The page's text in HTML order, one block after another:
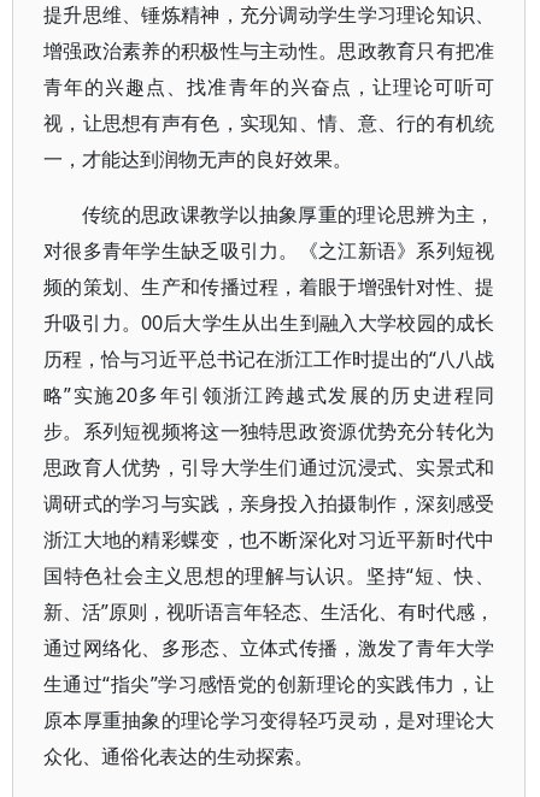
提升思维、锤炼精神，充分调动学生学习理论知识、
增强政治素养的积极性与主动性。思政教育只有把准
青年的兴趣点、找准青年的兴奋点，让理论可听可
视，让思想有声有色，实现知、情、意、行的有机统
一，才能达到润物无声的良好效果。
传统的思政课教学以抽象厚重的理论思辨为主，
对很多青年学生缺乏吸引力。《之江新语》系列短视
频的策划、生产和传播过程，着眼于增强针对性、提
升吸引力。00后大学生从出生到融入大学校园的成长
历程，恰与习近平总书记在浙江工作时提出的“八八战
略”实施20多年引领浙江跨越式发展的历史进程同
步。系列短视频将这一独特思政资源优势充分转化为
思政育人优势，引导大学生们通过沉浸式、实景式和
调研式的学习与实践，亲身投入拍摄制作，深刻感受
浙江大地的精彩蝶变，也不断深化对习近平新时代中
国特色社会主义思想的理解与认识。坚持“短、快、
新、活”原则，视听语言年轻态、生活化、有时代感，
通过网络化、多形态、立体式传播，激发了青年大学
生通过“指尖”学习感悟党的创新理论的实践伟力，让
原本厚重抽象的理论学习变得轻巧灵动，是对理论大
众化、通俗化表达的生动探索。